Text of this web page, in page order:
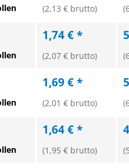
(2,13 € brutto)
1,74 € *
(2,07 € brutto)
1,69 € *
(2,01 € brutto)
1,64 € *
(1,95 € brutto)